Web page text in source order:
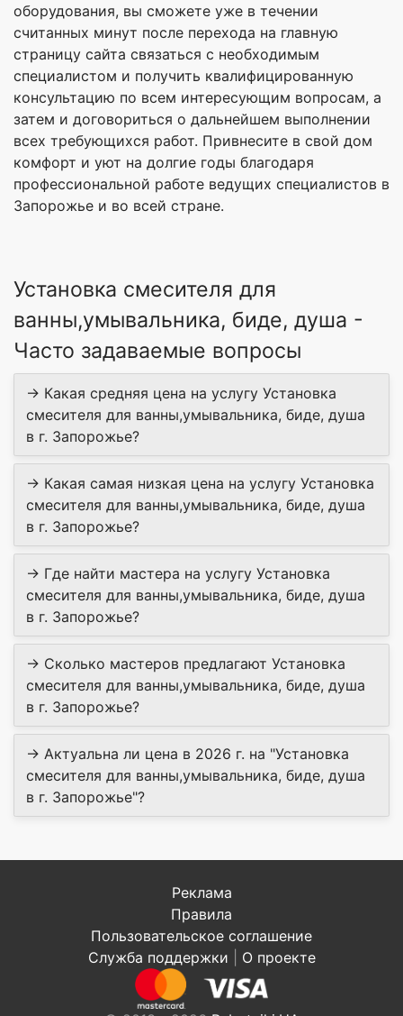
оборудования, вы сможете уже в течении
считанных минут после перехода на главную
страницу сайта связаться с необходимым
специалистом и получить квалифицированную
консультацию по всем интересующим вопросам, а
затем и договориться о дальнейшем выполнении
всех требующихся работ. Привнесите в свой дом
комфорт и уют на долгие годы благодаря
профессиональной работе ведущих специалистов в
Запорожье и во всей стране.
Установка смесителя для
ванны,умывальника, биде, душа -
Часто задаваемые вопросы
→ Какая средняя цена на услугу Установка
смесителя для ванны,умывальника, биде, душа
в г. Запорожье?
→ Какая самая низкая цена на услугу Установка
смесителя для ванны,умывальника, биде, душа
в г. Запорожье?
→ Где найти мастера на услугу Установка
смесителя для ванны,умывальника, биде, душа
в г. Запорожье?
→ Сколько мастеров предлагают Установка
смесителя для ванны,умывальника, биде, душа
в г. Запорожье?
→ Актуальна ли цена в 2026 г. на "Установка
смесителя для ванны,умывальника, биде, душа
в г. Запорожье"?
Реклама
Правила
Пользовательское соглашение
Служба поддержки
О проекте